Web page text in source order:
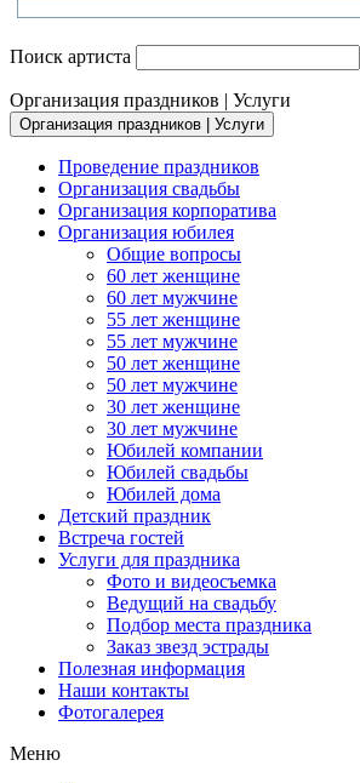
Поиск артиста
Организация праздников | Услуги
Организация праздников | Услуги
Проведение праздников
Организация свадьбы
Организация корпоратива
Организация юбилея
Общие вопросы
60 лет женщине
60 лет мужчине
55 лет женщине
55 лет мужчине
50 лет женщине
50 лет мужчине
30 лет женщине
30 лет мужчине
Юбилей компании
Юбилей свадьбы
Юбилей дома
Детский праздник
Встреча гостей
Услуги для праздника
Фото и видеосъемка
Ведущий на свадьбу
Подбор места праздника
Заказ звезд эстрады
Полезная информация
Наши контакты
Фотогалерея
Меню